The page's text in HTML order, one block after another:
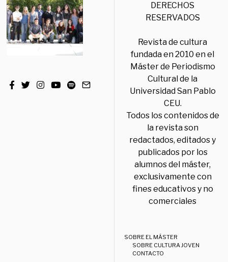
DERECHOS
RESERVADOS
Revista de cultura
fundada en 2010 en el
Máster de Periodismo
Cultural de la
Universidad San Pablo
CEU.
Todos los contenidos de
la revista son
redactados, editados y
publicados por los
alumnos del máster,
exclusivamente con
fines educativos y no
comerciales
SOBRE EL MÁSTER
SOBRE CULTURA JOVEN
CONTACTO